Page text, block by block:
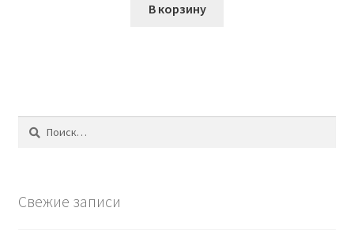
В корзину
Найти:
Свежие записи